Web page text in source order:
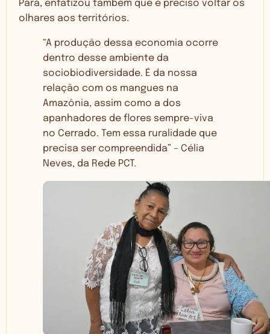
Pará, enfatizou também que é preciso voltar os
olhares aos territórios.
“A produção dessa economia ocorre
dentro desse ambiente da
sociobiodiversidade. É da nossa
relação com os mangues na
Amazônia, assim como a dos
apanhadores de flores sempre-viva
no Cerrado. Tem essa ruralidade que
precisa ser compreendida” – Célia
Neves, da Rede PCT.